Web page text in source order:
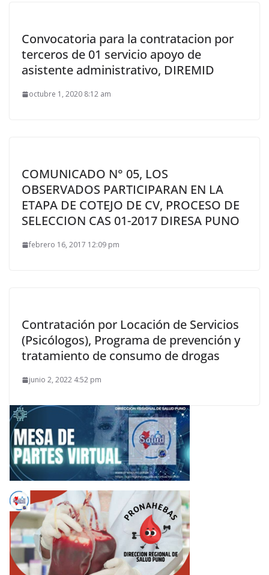
Convocatoria para la contratacion por
terceros de 01 servicio apoyo de
asistente administrativo, DIREMID
octubre 1, 2020 8:12 am
COMUNICADO N° 05, LOS
OBSERVADOS PARTICIPARAN EN LA
ETAPA DE COTEJO DE CV, PROCESO DE
SELECCION CAS 01-2017 DIRESA PUNO
febrero 16, 2017 12:09 pm
Contratación por Locación de Servicios
(Psicólogos), Programa de prevención y
tratamiento de consumo de drogas
junio 2, 2022 4:52 pm